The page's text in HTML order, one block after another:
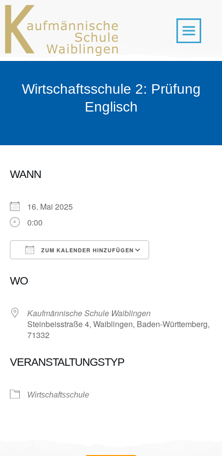
Wirtschaftsschule 2: Prüfung
Englisch
WANN
16. Mai 2025
0:00
ZUM KALENDER HINZUFÜGEN
WO
Kaufmännische Schule Waiblingen
Steinbeisstraße 4, Waiblingen, Baden-Württemberg,
71332
VERANSTALTUNGSTYP
Wirtschaftsschule